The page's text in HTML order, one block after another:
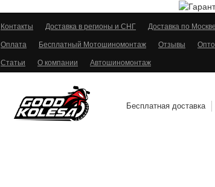
Контакты Доставка в регионы и СНГ Доставка по
Оплата Бесплатный Мотошиномонтаж Отзывы
Статьи О компании Автошиномонтаж
Бесплатная доставка